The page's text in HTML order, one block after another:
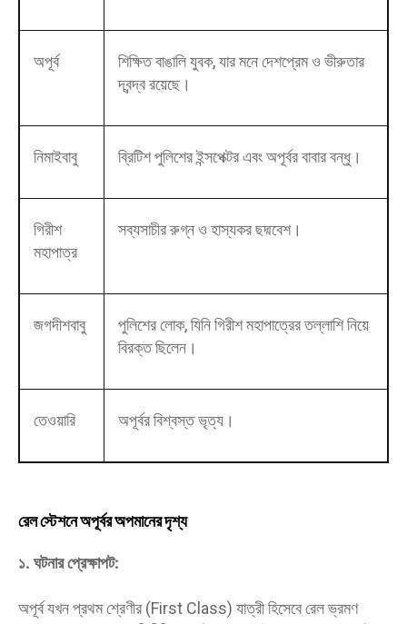
অপূর্ব
শিক্ষিত বাঙালি যুবক, যার মনে দেশপ্রেম ও ভীরুতার
দ্বন্দ্ব রয়েছে।
নিমাইবাবু ব্রিটিশ পুলিশের ইন্সপেক্টর এবং অপূর্বর বাবার বন্ধু।
গিরীশ
মহাপাত্র
সব্যসাচীর রুগ্ন ও হাস্যকর ছদ্মবেশ।
জগদীশবাবু
পুলিশের লোক, যিনি গিরীশ মহাপাত্রের তল্লাশি নিয়ে
বিরক্ত ছিলেন।
তেওয়ারি অপূর্বর বিশ্বস্ত ভৃত্য।
রেল স্টেশনে অপূর্বর অপমানের দৃশ্য
১. ঘটনার প্রেক্ষাপট:
অপূর্ব যখন প্রথম শ্রেণীর (First Class) যাত্রী হিসেবে রেল ভ্রমণ